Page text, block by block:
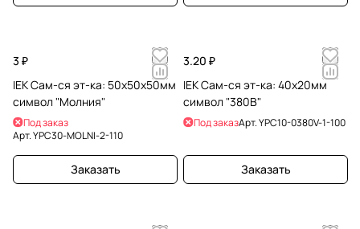
3 ₽
IEK Сам-ся эт-ка: 50х50х50мм
символ "Молния"
Под заказ
Арт.YPC30-MOLNI-2-110
Заказать
3.20 ₽
IEK Сам-ся эт-ка: 40х20мм
символ "380В"
Под заказАрт.YPC10-0380V-1-100
Заказать